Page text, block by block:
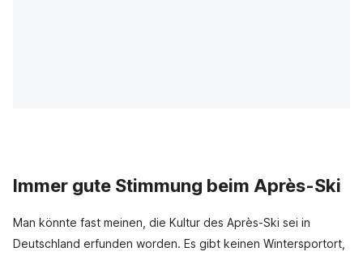
Immer gute Stimmung beim Après-Ski
Man könnte fast meinen, die Kultur des Après-Ski sei in
Deutschland erfunden worden. Es gibt keinen Wintersportort,